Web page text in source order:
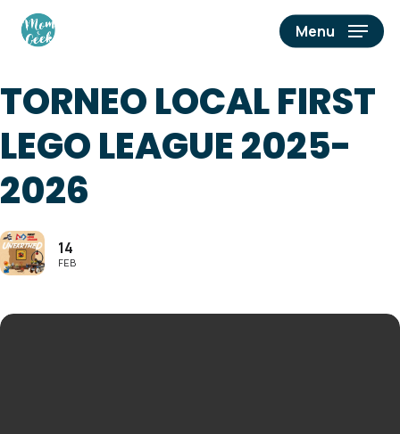
Skip
content
Menu
TORNEO LOCAL FIRST
LEGO LEAGUE 2025-
2026
14
FEB